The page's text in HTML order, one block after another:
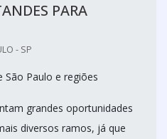
PARA
- SP
Paulo e regiões
grandes oportunidades
diversos ramos, já que